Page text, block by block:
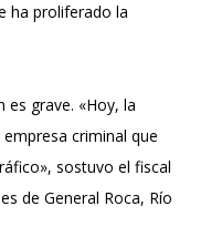
ha proliferado la
es grave. «Hoy, la
criminal que
sostuvo el fiscal
de General Roca, Río